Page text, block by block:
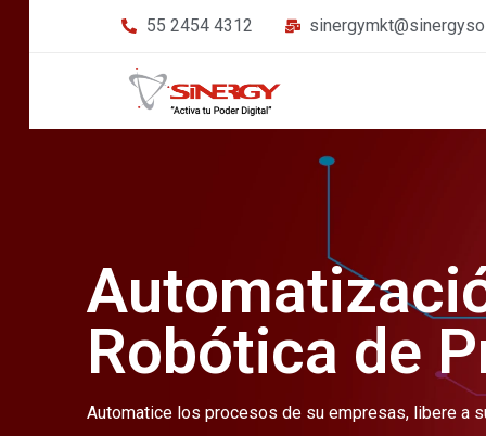
55 2454 4312
Robótica de
Automatice los procesos de su empresas, libere a